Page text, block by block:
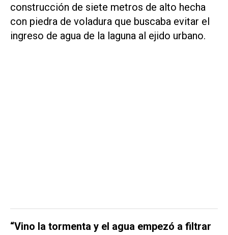
construcción de siete metros de alto hecha
con piedra de voladura que buscaba evitar el
ingreso de agua de la laguna al ejido urbano.
“Vino la tormenta y el agua empezó a filtrar